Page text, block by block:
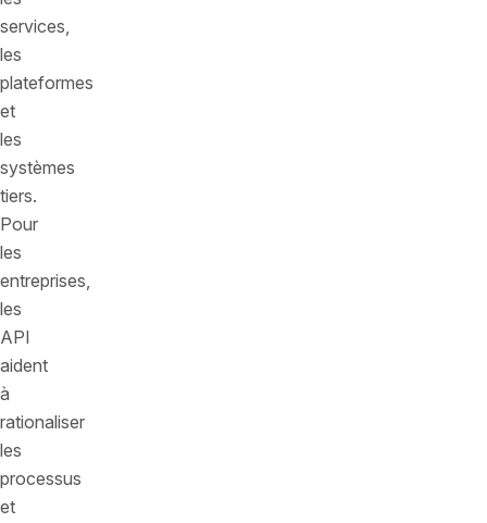
services,
les
plateformes
et
les
systèmes
tiers.
Pour
les
entreprises,
les
API
aident
à
rationaliser
les
processus
et